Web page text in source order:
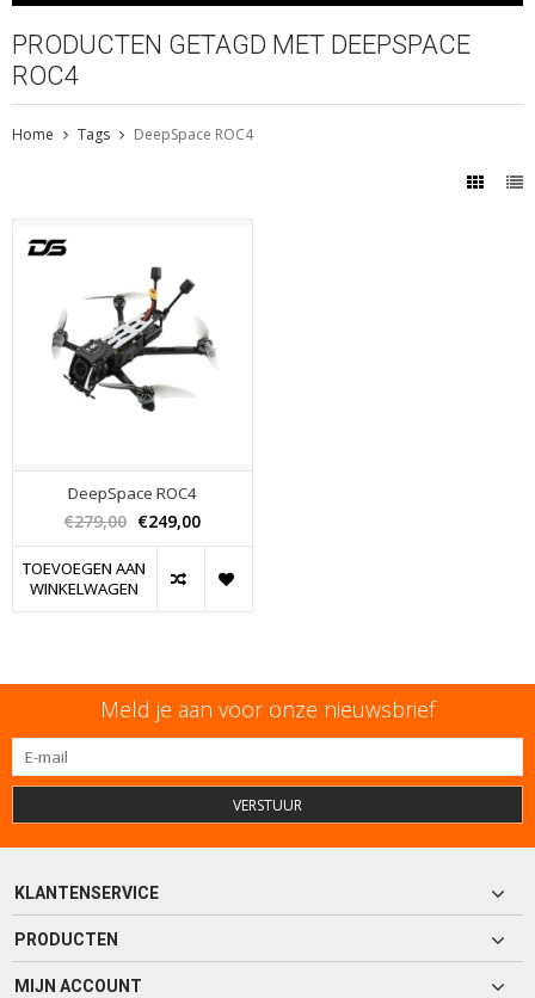
PRODUCTEN GETAGD MET DEEPSPACE
ROC4
Home Tags DeepSpace ROC4
DeepSpace ROC4
€279,00 €249,00
TOEVOEGEN AAN
WINKELWAGEN
Meld je aan voor onze nieuwsbrief
VERSTUUR
KLANTENSERVICE
PRODUCTEN
MIJN ACCOUNT